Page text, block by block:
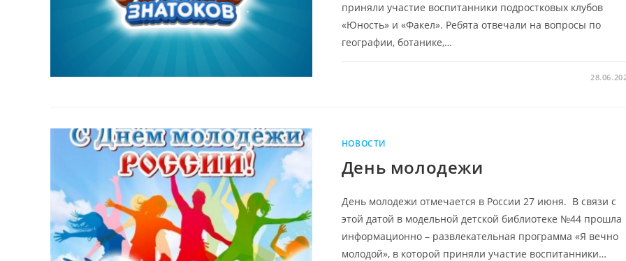
приняли участие воспитанники подростковых клубов
«Юность» и «Факел». Ребята отвечали на вопросы по
географии, ботанике,…
НОВОСТИ
День молодежи
День молодежи отмечается в России 27 июня. В связи с
этой датой в модельной детской библиотеке №44 прошла
информационно – развлекательная программа «Я вечно
молодой», в которой приняли участие воспитанники…